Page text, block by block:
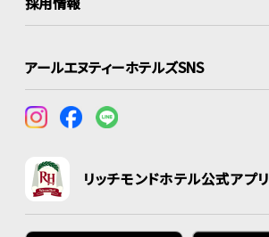
アールエヌティーホテルズSNS
リッチモンドホテル公式アプリ